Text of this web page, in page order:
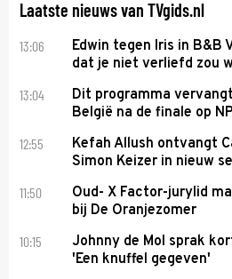
Laatste nieuws van TVgids.nl
13:06
Edwin tegen Iris in B&B
dat je niet verliefd zou
13:04
Dit programma
België na de finale op
12:55
Kefah Allush ontvangt
Simon Keizer in nieuw
11:50
Oud- X Factor-jurylid
bij De Oranjezomer
10:15
Johnny de Mol sprak
'Een knuffel gegeven'